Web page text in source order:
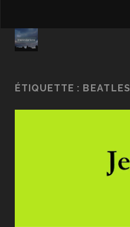
ÉTIQUETTE : BEATLES